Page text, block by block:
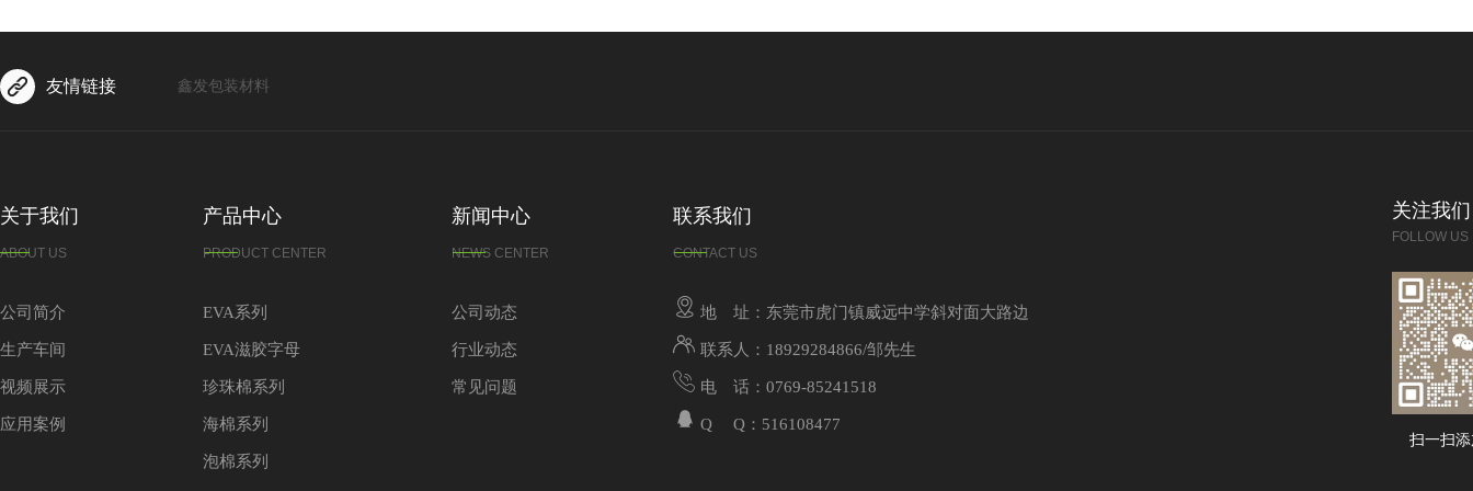
友情链接 鑫发包装材料
关于我们
ABOUT US
公司简介
生产车间
视频展示
应用案例
产品中心
PRODUCT CENTER
EVA系列
EVA滋胶字母
珍珠棉系列
海棉系列
泡棉系列
新闻中心
NEWS CENTER
公司动态
行业动态
常见问题
联系我们
CONTACT US
地 址：东莞市虎门镇威远中学斜对面大路边
联系人：18929284866/邹先生
电 话：0769-85241518
Q Q：516108477
关注我们
FOLLOW US
扫一扫